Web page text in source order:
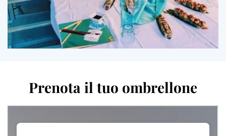
Prenota il tuo ombrellone